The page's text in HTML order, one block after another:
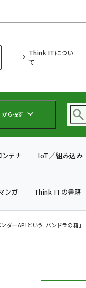
Think ITについ
て
から探す
テナ IoT／組み込み
ンガ Think ITの書籍
ダーAPIという「パンドラの箱」